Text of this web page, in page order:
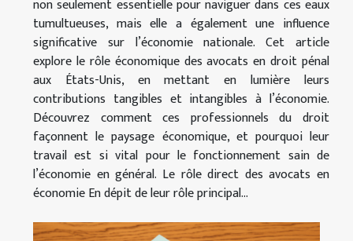
non seulement essentielle pour naviguer dans ces eaux
tumultueuses, mais elle a également une influence
significative sur l’économie nationale. Cet article
explore le rôle économique des avocats en droit pénal
aux États-Unis, en mettant en lumière leurs
contributions tangibles et intangibles à l’économie.
Découvrez comment ces professionnels du droit
façonnent le paysage économique, et pourquoi leur
travail est si vital pour le fonctionnement sain de
l’économie en général. Le rôle direct des avocats en
économie En dépit de leur rôle principal...